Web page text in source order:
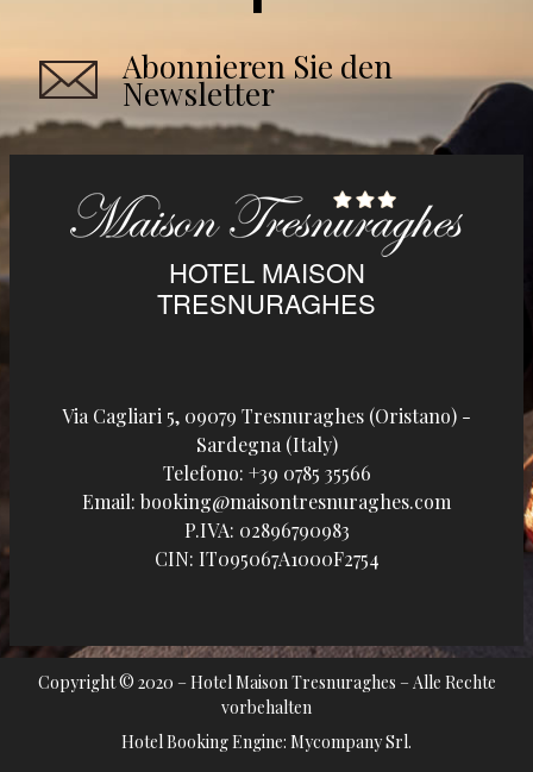
Abonnieren Sie den
Newsletter
HOTEL MAISON
TRESNURAGHES
Via Cagliari 5, 09079 Tresnuraghes (Oristano) -
Sardegna (Italy)
Telefono: +39 0785 35566
Email: booking@maisontresnuraghes.com
P.IVA: 02896790983
CIN: IT095067A1000F2754
Copyright © 2020 – Hotel Maison Tresnuraghes – Alle Rechte
vorbehalten
Hotel Booking Engine: Mycompany Srl.